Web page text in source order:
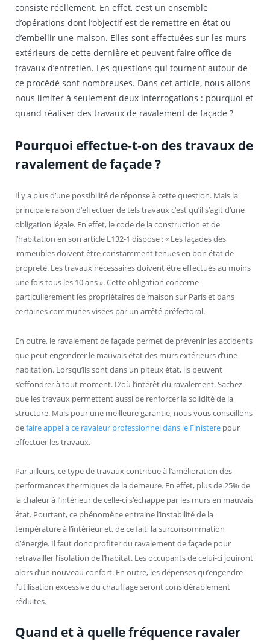
consiste réellement. En effet, c’est un ensemble
d’opérations dont l’objectif est de remettre en état ou
d’embellir une maison. Elles sont effectuées sur les murs
extérieurs de cette dernière et peuvent faire office de
travaux d’entretien. Les questions qui tournent autour de
ce procédé sont nombreuses. Dans cet article, nous allons
nous limiter à seulement deux interrogations : pourquoi et
quand réaliser des travaux de ravalement de façade ?
Pourquoi effectue-t-on des travaux de
ravalement de façade ?
Il y a plus d’une possibilité de réponse à cette question. Mais la
principale raison d’effectuer de tels travaux c’est qu’il s’agit d’une
obligation légale. En effet, le code de la construction et de
l’habitation en son article L132-1 dispose : « Les façades des
immeubles doivent être constamment tenues en bon état de
propreté. Les travaux nécessaires doivent être effectués au moins
une fois tous les 10 ans ». Cette obligation concerne
particulièrement les propriétaires de maison sur Paris et dans
certaines communes visées par un arrêté préfectoral.
En outre, le ravalement de façade permet de prévenir les accidents
que peut engendrer le mauvais état des murs extérieurs d’une
habitation. Lorsqu’ils sont dans un piteux état, ils peuvent
s’effondrer à tout moment. D’où l’intérêt du ravalement. Sachez
que les travaux permettent aussi de renforcer la solidité de la
structure. Mais pour une meilleure garantie, nous vous conseillons
defaire appel à ce ravaleur professionnel dans le Finistere pour
effectuer les travaux.
Par ailleurs, ce type de travaux contribue à l’amélioration des
performances thermiques de la demeure. En effet, plus de 25% de
la chaleur à l’intérieur de celle-ci s’échappe par les murs en mauvais
état. Pourtant, ce phénomène entraine l’instabilité de la
température à l’intérieur et, de ce fait, la surconsommation
d’énergie. Il faut donc profiter du ravalement de façade pour
retravailler l’isolation de l’habitat. Les occupants de celui-ci jouiront
alors d’un nouveau confort. En outre, les dépenses qu’engendre
l’utilisation excessive du chauffage seront considérablement
réduites.
Quand et à quelle fréquence ravaler